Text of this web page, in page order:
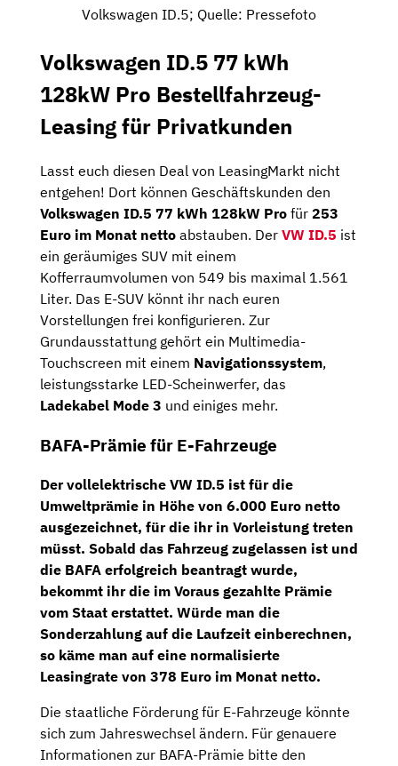
Volkswagen ID.5; Quelle: Pressefoto
Volkswagen ID.5 77 kWh
128kW Pro Bestellfahrzeug-
Leasing für Privatkunden
Lasst euch diesen Deal von LeasingMarkt nicht
entgehen! Dort können Geschäftskunden den
Volkswagen ID.5 77 kWh 128kW Pro für 253
Euro im Monat netto abstauben. Der VW ID.5 ist
ein geräumiges SUV mit einem
Kofferraumvolumen von 549 bis maximal 1.561
Liter. Das E-SUV könnt ihr nach euren
Vorstellungen frei konfigurieren. Zur
Grundausstattung gehört ein Multimedia-
Touchscreen mit einem Navigationssystem,
leistungsstarke LED-Scheinwerfer, das
Ladekabel Mode 3 und einiges mehr.
BAFA-Prämie für E-Fahrzeuge
Der vollelektrische VW ID.5 ist für die
Umweltprämie in Höhe von 6.000 Euro netto
ausgezeichnet, für die ihr in Vorleistung treten
müsst. Sobald das Fahrzeug zugelassen ist und
die BAFA erfolgreich beantragt wurde,
bekommt ihr die im Voraus gezahlte Prämie
vom Staat erstattet. Würde man die
Sonderzahlung auf die Laufzeit einberechnen,
so käme man auf eine normalisierte
Leasingrate von 378 Euro im Monat netto.
Die staatliche Förderung für E-Fahrzeuge könnte
sich zum Jahreswechsel ändern. Für genauere
Informationen zur BAFA-Prämie bitte den